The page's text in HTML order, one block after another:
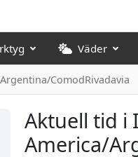
Väder
ComodRivadavia
Aktuell tid i
America/